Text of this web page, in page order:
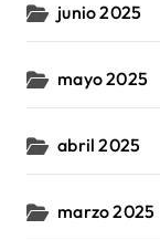
junio 2025
mayo 2025
abril 2025
marzo 2025